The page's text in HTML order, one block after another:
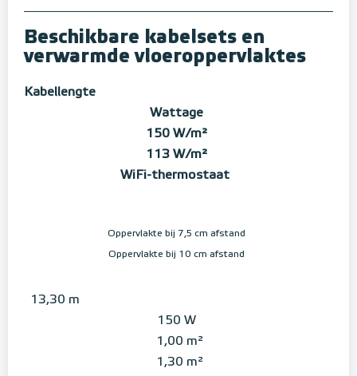
Beschikbare kabelsets en
verwarmde vloeroppervlaktes
Kabellengte
Wattage
150 W/m²
113 W/m²
WiFi-thermostaat
Oppervlakte bij 7,5 cm afstand
Oppervlakte bij 10 cm afstand
13,30 m
150 W
1,00 m²
1,30 m²